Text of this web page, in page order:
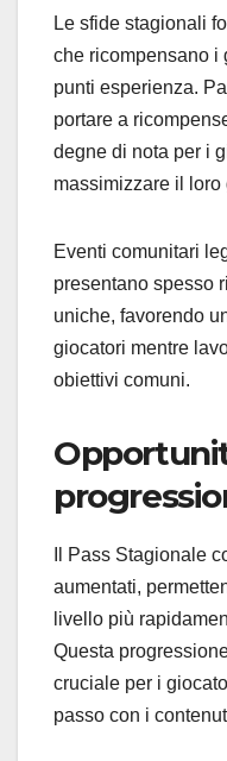
Le sfide stagionali
che ricompensano i
punti esperienza.
portare a
degne di nota per i
massimizzare il loro
Eventi comunitari
presentano spesso
uniche, favorendo
giocatori mentre
obiettivi comuni.
Il Pass Stagionale
aumentati,
livello più
Questa
cruciale per i
passo con i